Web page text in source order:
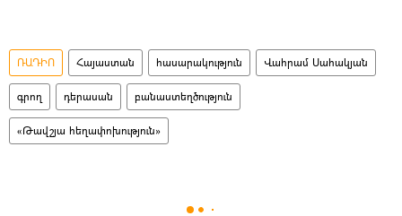
ՌԱԴԻՈ Հայաստան հասարակություն Վահրամ Սահակյան
գրող դերասան բանաստեղծություն
«Թավշյա հեղափոխություն»